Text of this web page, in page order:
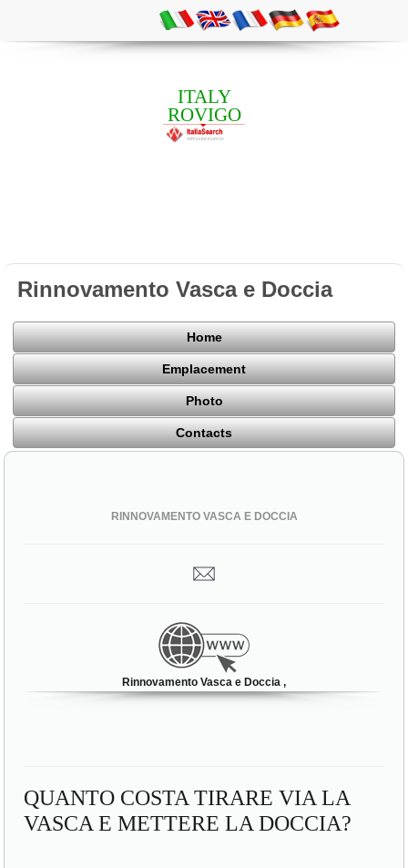
ITALY
ROVIGO
Rinnovamento Vasca e Doccia
Home
Emplacement
Photo
Contacts
RINNOVAMENTO VASCA E DOCCIA
Rinnovamento Vasca e Doccia ,
QUANTO COSTA TIRARE VIA LA
VASCA E METTERE LA DOCCIA?